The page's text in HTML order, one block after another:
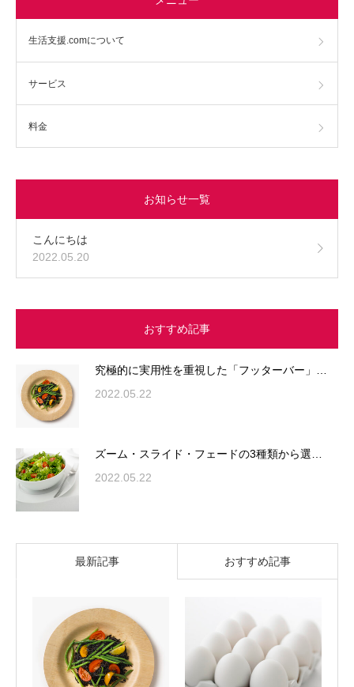
生活支援.comについて
サービス
料金
お知らせ一覧
こんにちは
2022.05.20
おすすめ記事
究極的に実用性を重視した「フッターバー」…
2022.05.22
ズーム・スライド・フェードの3種類から選…
2022.05.22
最新記事 おすすめ記事